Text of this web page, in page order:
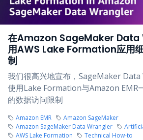
在Amazon SageMaker Data
用AWS Lake Formation应用
制
我们很高兴地宣布，SageMaker
使用Lake Formation与Amazon EMR
的数据访问限制
Amazon EMR
Amazon SageMaker
Amazon SageMaker Data Wrangler
AWS Lake Formation
Technical How-to